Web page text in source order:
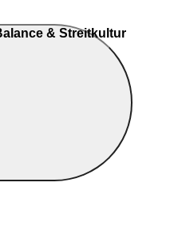
& Streitkultur